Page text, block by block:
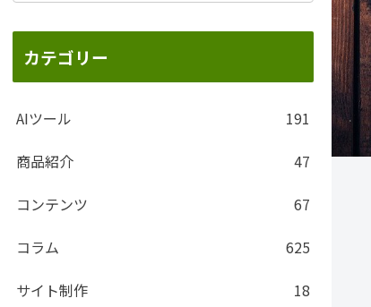
カテゴリー
AIツール
191
商品紹介
47
コンテンツ
67
コラム
625
サイト制作
18